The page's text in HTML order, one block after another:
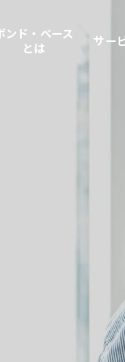
ンド・ベース
とは
サー